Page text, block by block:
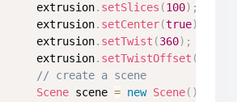
extrusion
. setSlices (100) ;
extrusion
. setCenter(true)
extrusion
. setTwist (360) ;
extrusion
. setTwistOffset (
// create a scene
Scene scene = new Scene( )